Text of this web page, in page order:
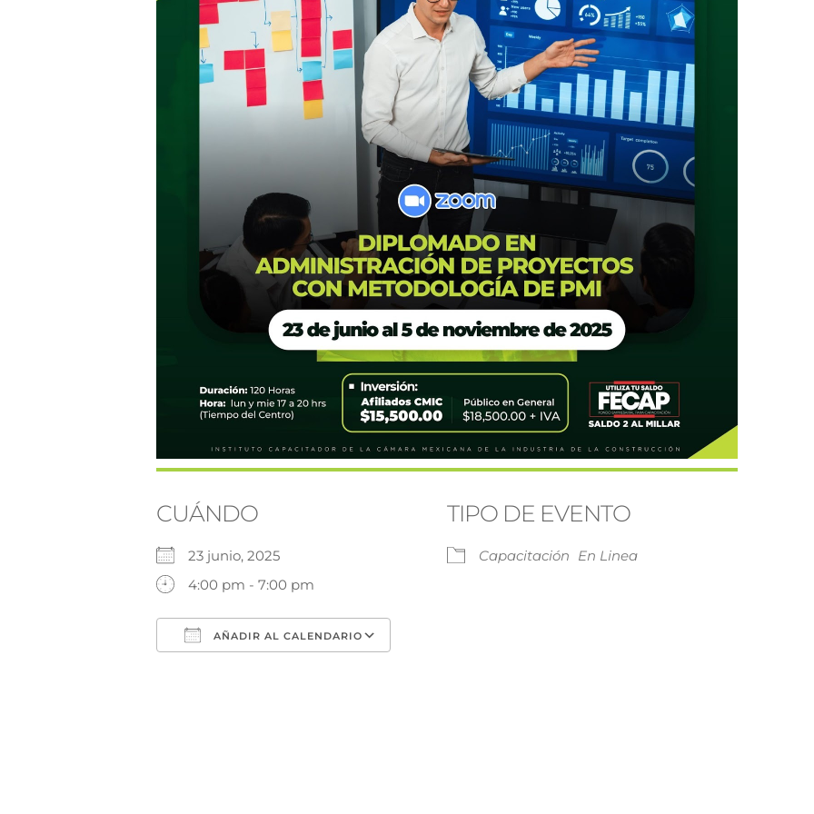
CUÁNDO
23 junio, 2025
4:00 pm - 7:00 pm
AÑADIR AL CALENDARIO
TIPO DE EVENTO
Capacitación En Linea